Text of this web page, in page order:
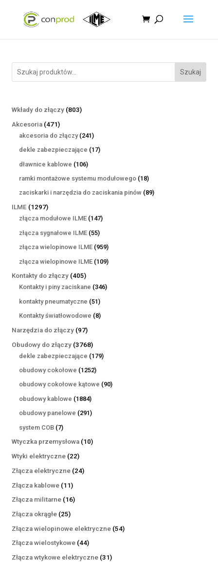
Szukaj
Wkłady do złączy 803803
Akcesoria 471471
produktów
akcesoria do złączy 241241
produktów
dekle zabezpieczające 1717
dławnice kablowe 106106
produktów
ramki montażowe systemu modułowego 1818
produktów
zaciskarki i narzędzia do zaciskania pinów 8989
ILME 12971297
produktów
złącza modułowe ILME 147147
złącza sygnałowe ILME 5555
produktów
złącza wielopinowe ILME 959959
produktów
złącza wielopinowe ILME 109109
Kontakty do złączy 405405
produktów
Kontakty i piny zaciskane 346346
kontakty pneumatyczne 5151
produktów
Kontakty światłowodowe 88
Narzędzia do złączy 9797
produktów
Obudowy do złączy 37683768
produktów
dekle zabezpieczające 179179
obudowy cokołowe 12521252
produkty
obudowy cokołowe kątowe 9090
obudowy kablowe 18841884
produkty
obudowy panelowe 291291
system COB 77
produktów
Wtyczka przemysłowa 1010
Wtyki elektryczne 2222
produkty
Złącza elektryczne 2424
Złącza kablowe 1111
produktów
Złącza militarne 1616
Złącza okrągłe 2525
produktów
Złącza wielopinowe elektryczne 5454
Złącza wielostykowe 4444
produkty
Złącza wtykowe elektryczne 3131